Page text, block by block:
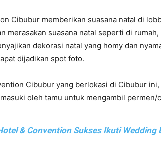
Cibubur memberikan suasana natal di
merasakan suasana natal seperti di
dekorasi natal yang homy dan
dijadikan spot foto.
Cibubur yang berlokasi di Cibubur
oleh tamu untuk mengambil permen/
& Convention Sukses Ikuti Wedding